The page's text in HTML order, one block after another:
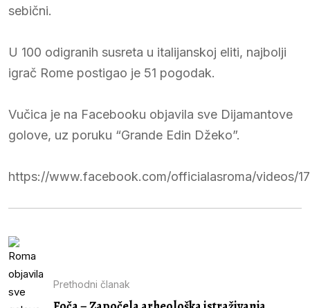
sebični.
U 100 odigranih susreta u italijanskoj eliti, najbolji
igrač Rome postigao je 51 pogodak.
Vučica je na Facebooku objavila sve Dijamantove
golove, uz poruku “Grande Edin Džeko”.
https://www.facebook.com/officialasroma/videos/
Prethodni članak